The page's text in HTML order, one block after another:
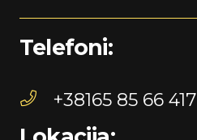
Telefoni:
+38165 85 66 417